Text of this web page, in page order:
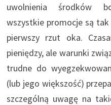
uwolnienia środków
wszystkie promocje są
pierwszy rzut oka.
pieniędzy, ale warunki
trudne do
(lub jego większość)
szczególną uwagę na